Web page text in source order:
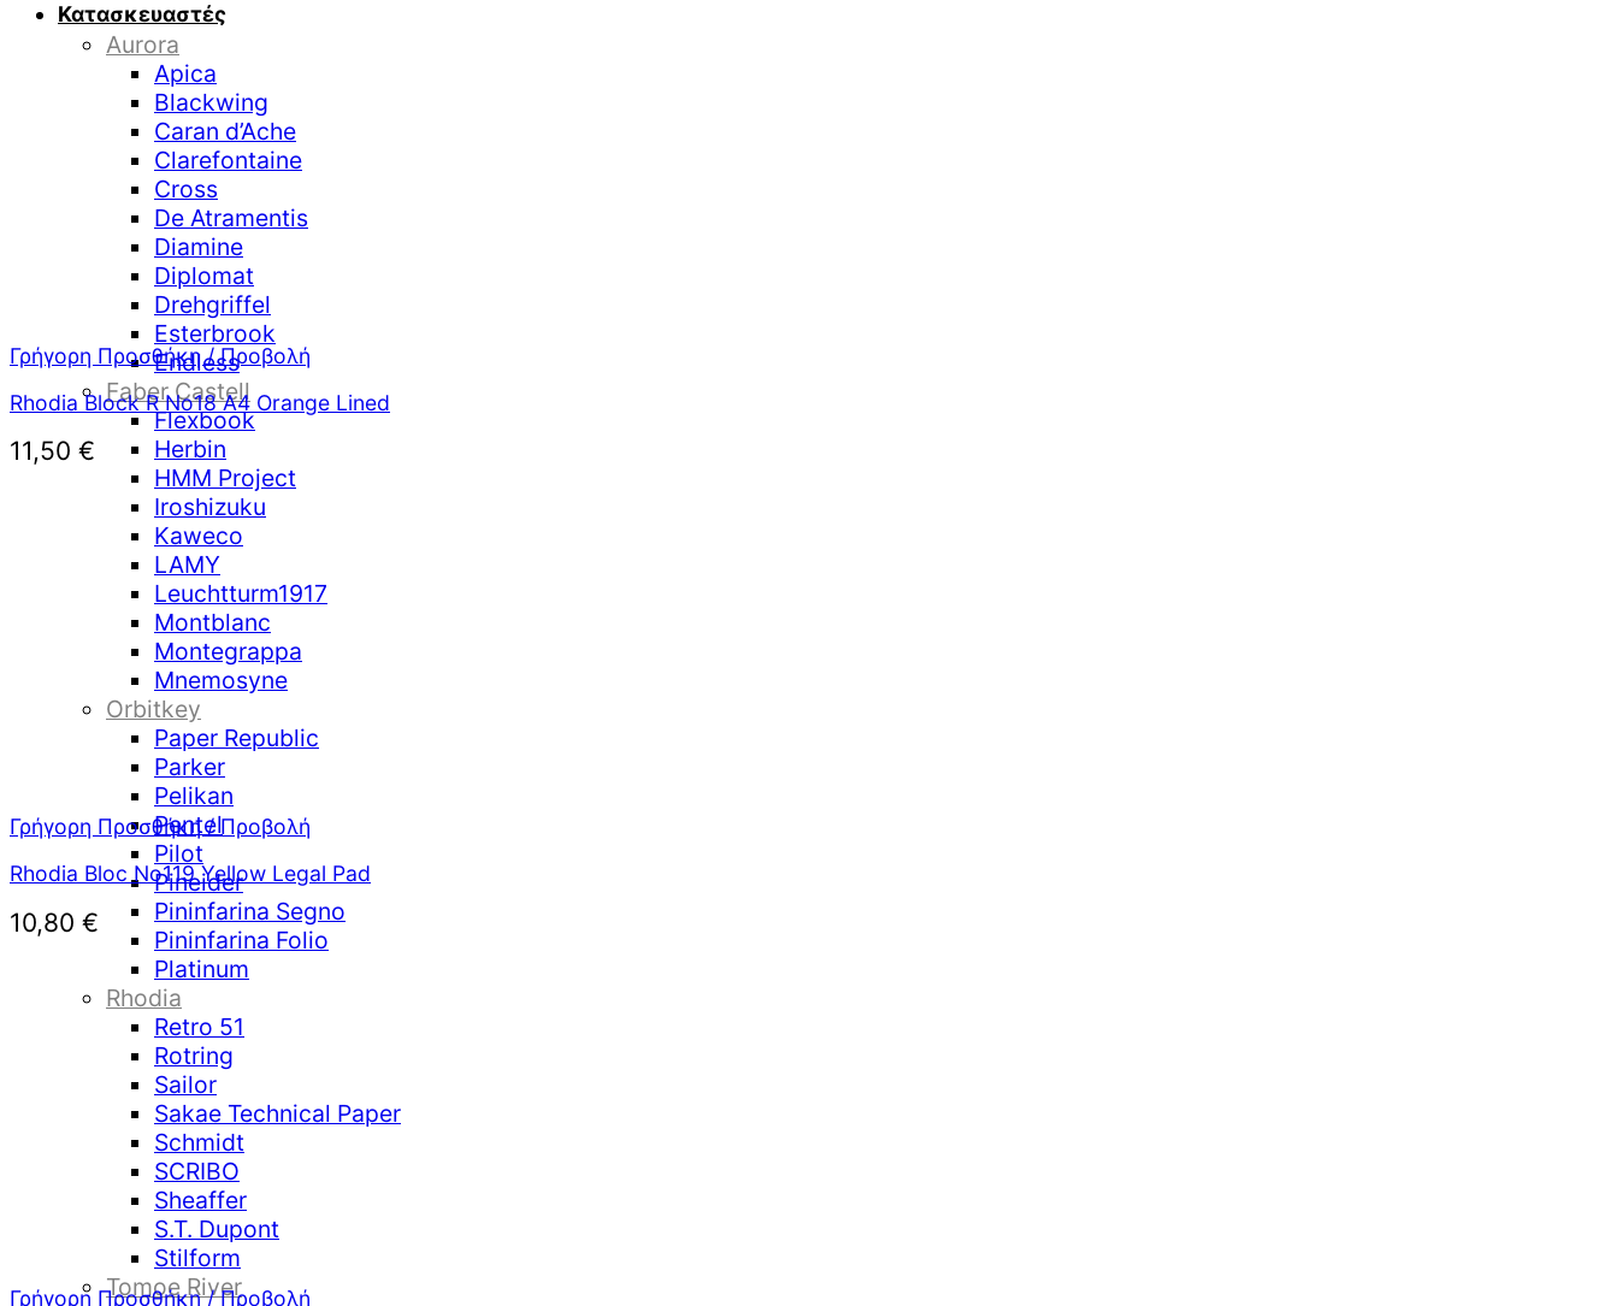
Κατασκευαστές
Aurora
Apica
Blackwing
Caran d’Ache
Clarefontaine
Cross
De Atramentis
Diamine
Diplomat
Drehgriffel
Esterbrook
Endless
Faber Castell
Flexbook
Herbin
HMM Project
Iroshizuku
Kaweco
LAMY
Leuchtturm1917
Montblanc
Montegrappa
Mnemosyne
Orbitkey
Paper Republic
Parker
Pelikan
Pentel
Pilot
Pineider
Pininfarina Segno
Pininfarina Folio
Platinum
Rhodia
Retro 51
Rotring
Sailor
Sakae Technical Paper
Schmidt
SCRIBO
Sheaffer
S.T. Dupont
Stilform
Tomoe River
Γρήγορη Προσθήκη / Προβολή
Rhodia Block R No18 A4 Orange Lined
11,50 €
Γρήγορη Προσθήκη / Προβολή
Rhodia Bloc No119 Yellow Legal Pad
10,80 €
Γρήγορη Προσθήκη / Προβολή